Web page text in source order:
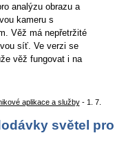
analýzu obrazu a
kameru s
Věž má nepřetržité
síť. Ve verzi se
věž fungovat i na
aplikace a služby- 1. 7.
světel pro